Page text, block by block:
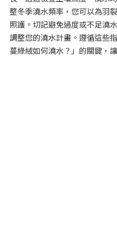
整冬季澆水頻率，您可以為羽
照護。切記避免過度或不足澆
調整您的澆水計畫。遵循這些
蔓綠絨如何澆水？」的關鍵，